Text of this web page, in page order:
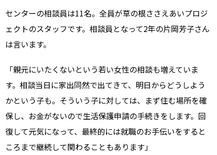
センターの相談員は11名。全員が草の根ささえあいプロジ
ェクトのスタッフです。相談員となって2年の片岡芳子さん
は言います。
「親元にいたくないという若い女性の相談も増えていま
す。相談当日に家出同然で出てきて、明日からどうしよう
かという子も。そういう子に対しては、まず住む場所を確
保し、お金がないので生活保護申請の手続きをします。回
復して元気になって、最終的には就職のお手伝いをすると
ころまで継続して関わることもあります」